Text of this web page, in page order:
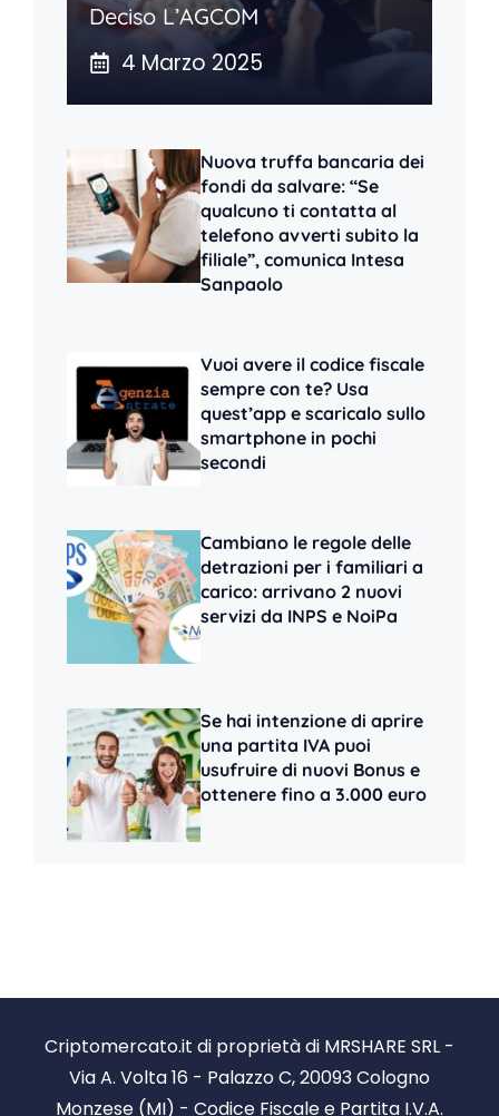
Deciso L’AGCOM
4 Marzo 2025
Nuova truffa bancaria dei
fondi da salvare: “Se
qualcuno ti contatta al
telefono avverti subito la
filiale”, comunica Intesa
Sanpaolo
Vuoi avere il codice fiscale
sempre con te? Usa
quest’app e scaricalo sullo
smartphone in pochi
secondi
Cambiano le regole delle
detrazioni per i familiari a
carico: arrivano 2 nuovi
servizi da INPS e NoiPa
Se hai intenzione di aprire
una partita IVA puoi
usufruire di nuovi Bonus e
ottenere fino a 3.000 euro
Criptomercato.it di proprietà di MRSHARE SRL -
Via A. Volta 16 - Palazzo C, 20093 Cologno
Monzese (MI) - Codice Fiscale e Partita I.V.A.